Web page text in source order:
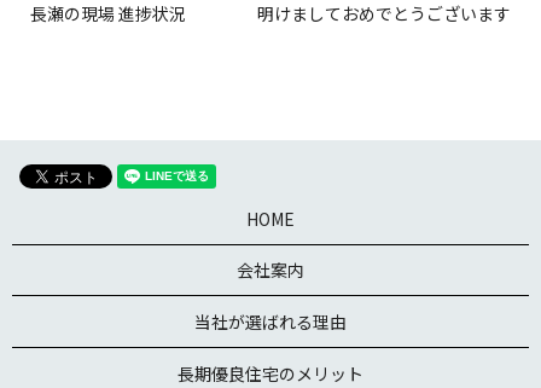
長瀬の現場 進捗状況 明けましておめでとうございます
HOME
会社案内
当社が選ばれる理由
長期優良住宅のメリット